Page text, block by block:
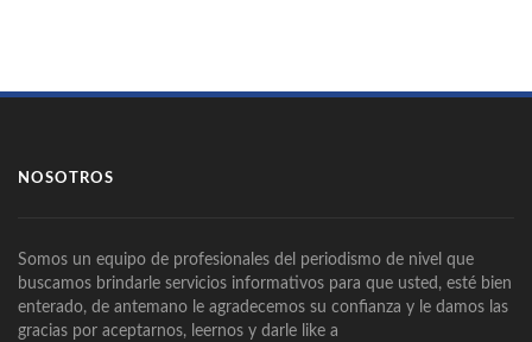
NOSOTROS
Somos un equipo de profesionales del periodismo de nivel que
buscamos brindarle servicios informativos para que usted, esté bien
enterado, de antemano le agradecemos su confianza y le damos las
gracias por aceptarnos, leernos y darle like a